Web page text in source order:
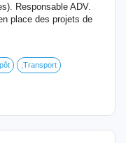
Responsable ADV.
place des projets de
,Transport